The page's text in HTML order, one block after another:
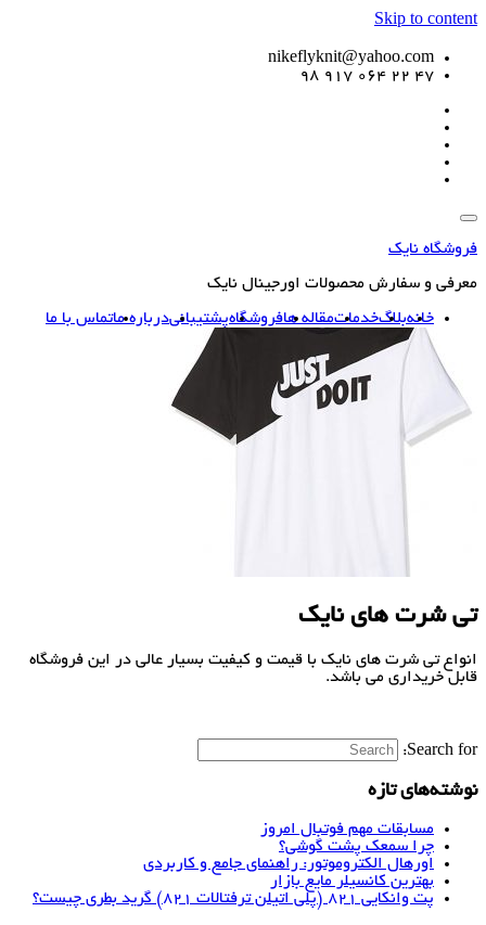
Skip to content
nikeflyknit@yahoo.com
47 22 064 917 98
فروشگاه نایک
معرفی و سفارش محصولات اورجینال نایک
خانهبلاگخدماتمقاله هافروشگاهپشتیبانیدرباره ماتماس با ما
تی شرت های نایک
انواع تی شرت های نایک با قیمت و کیفیت بسیار عالی در این فروشگاه
قابل خریداری می باشد.
Search for:
نوشته‌های تازه
مسابقات مهم فوتبال امروز
چرا سمعک پشت گوشی؟
اورهال الکتروموتور: راهنمای جامع و کاربردی
بهترین کانسیلر مایع بازار
پت وانکایی ۸۲۱ (پلی اتیلن ترفتالات ۸۲۱) گرید بطری چیست؟